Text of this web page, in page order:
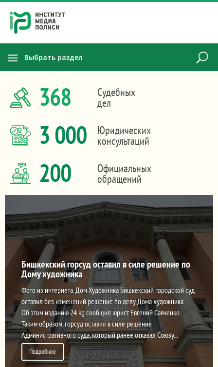
Выбрать раздел
368 Судебных
дел
3 000 Юридических
консультаций
200 Официальных
обращений
Бишкекский горсуд оставил в силе решение по
Дому художника
Фото из интернета. Дом Художника Бишкекский городской суд
оставил без изменений решение по делу Дома художника.
Об этом изданию 24.kg сообщил юрист Евгений Савченко.
Таким образом, горсуд оставил в силе решение
Административного суда, который ранее отказал Союзу...
Подробнее